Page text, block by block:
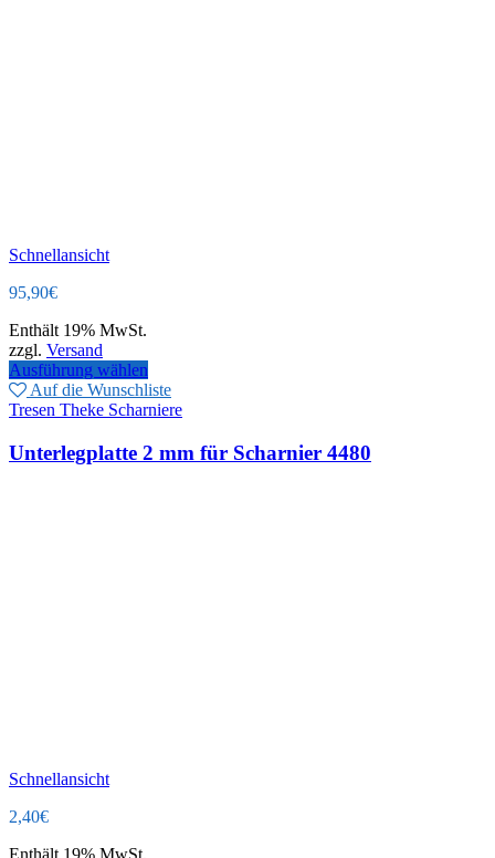
Schnellansicht
95,90€
Enthält 19% MwSt.
zzgl. Versand
Ausführung wählen
Auf die Wunschliste
Tresen Theke Scharniere
Unterlegplatte 2 mm für Scharnier 4480
Schnellansicht
2,40€
Enthält 19% MwSt.